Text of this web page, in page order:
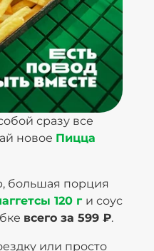
сразу все
новое Пицца
большая порция
120 г и соус
всего за 599 ₽.
или просто